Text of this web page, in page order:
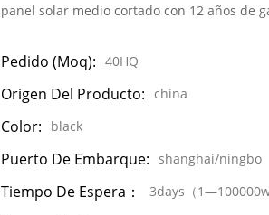
panel solar medio cortado con 12 años de
Pedido (moq): 40HQ
Origen Del Producto: china
Color: black
Puerto De Embarque: shanghai/ningbo
Tiempo De Espera： 3days（